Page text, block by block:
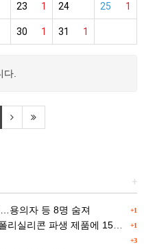
1
23 24 1
25
1
30 1
31
.
+
+1
용의자 등 8명 숨져
+1
제품에 15% 관세...한국 기업도 영향
+3